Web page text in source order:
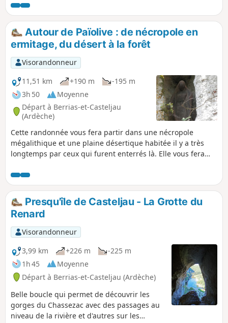
est celui que j'ai réalisé en 2013, il
s'avère maintenant, et c'est normal, que
certaines indications ont été rajoutées
(panneau et sans doute balisage). Le
randonneur pourra alors s'évader sur
d'autres sentiers mais y trouvera
toujours une originalité et un intérêt
dans ce remarquable bois, avec aucune
chance de s'y perdre.
Autour de Païolive : de nécropole en
ermitage, du désert à la forêt
Visorandonneur
11,51 km
+190 m
-195 m
3h 50
Moyenne
Départ à Berrias-et-Casteljau
(Ardèche)
Cette randonnée vous fera partir dans une nécropole
mégalithique et une plaine désertique habitée il y a très
longtemps par ceux qui furent enterrés là. Elle vous fera
que vous traverserez, vous emmènera vers l'ermitage de
Saint-Eugène encore utilisé, avant de vous faire admirer les
gorges du Chassezac depuis la magnifique corniche.
Presqu'île de Casteljau - La Grotte du
Renard
Visorandonneur
3,99 km
+226 m
-225 m
1h 45
Moyenne
Départ à Berrias-et-Casteljau (Ardèche)
Belle boucle qui permet de découvrir les
gorges du Chassezac avec des passages au
niveau de la rivière et d'autres sur les